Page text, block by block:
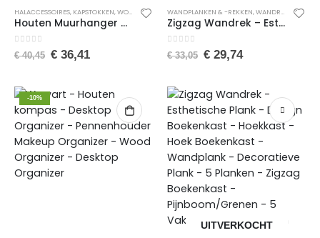
HALACCESSOIRES, KAPSTOKKEN,WONEN ,WOONACCESSOIRES
Houten Muurhanger – Deurhanger – Kledinghanger – Hekmodel – Volledig Natuurlijk Hout – 8×2 Metalen Hangers – 23 x 91 cm
0 van de 5
€40,45 €36,41
WANDPLANKEN & -REKKEN,WANDREKKEN ,
Zigzag Wandrek – Esthetische Plank – Design Boekenkast – Hoekkast – Hoek Boekenkast – Wandplank – Decoratieve Plank – 5 Planken – Zigzag Boekenkast – Wit – 5 Vakken – 22 x 22 x 111 cm
0 van de 5
€33,05 €29,74
-10%
UITVERKOCHT